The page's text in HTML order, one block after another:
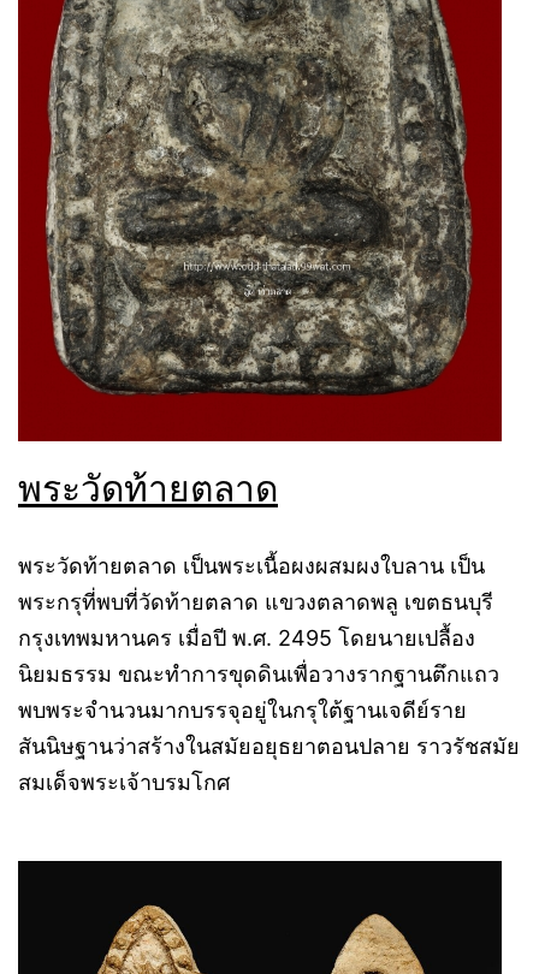
พระวัดท้ายตลาด
พระวัดท้ายตลาด เป็นพระเนื้อผงผสมผงใบลาน เป็น
พระกรุที่พบที่วัดท้ายตลาด แขวงตลาดพลู เขตธนบุรี
กรุงเทพมหานคร เมื่อปี พ.ศ. 2495 โดยนายเปลื้อง
นิยมธรรม ขณะทำการขุดดินเพื่อวางรากฐานตึกแถว
พบพระจำนวนมากบรรจุอยู่ในกรุใต้ฐานเจดีย์ราย
สันนิษฐานว่าสร้างในสมัยอยุธยาตอนปลาย ราวรัชสมัย
สมเด็จพระเจ้าบรมโกศ